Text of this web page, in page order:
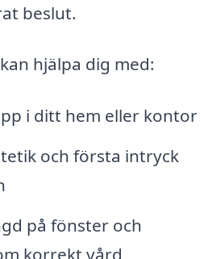
beslut.
hjälpa dig med:
i ditt hem eller kontor
och första intryck
på fönster och
korrekt vård